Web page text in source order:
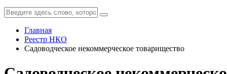
Главная
Реестр НКО
Садоводческое некоммерческое товарищество